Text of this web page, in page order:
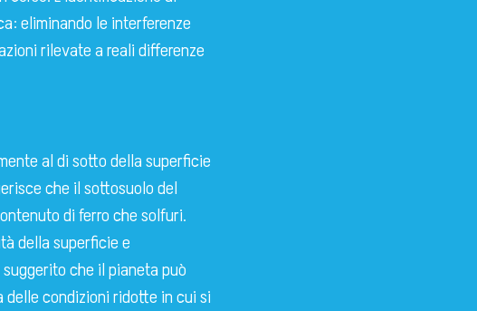
eliminando le interferenze
rilevate a reali differenze
al di sotto della superficie
che il sottosuolo del
di ferro che solfuri.
della superficie e
che il pianeta può
condizioni ridotte in cui si